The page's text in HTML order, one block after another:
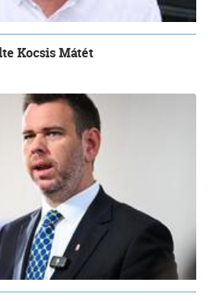
Kocsis Mátét